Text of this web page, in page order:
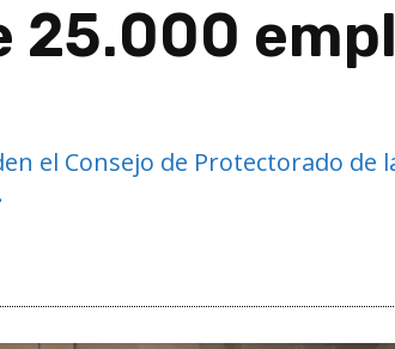
25.000
el Consejo de Protectorado de